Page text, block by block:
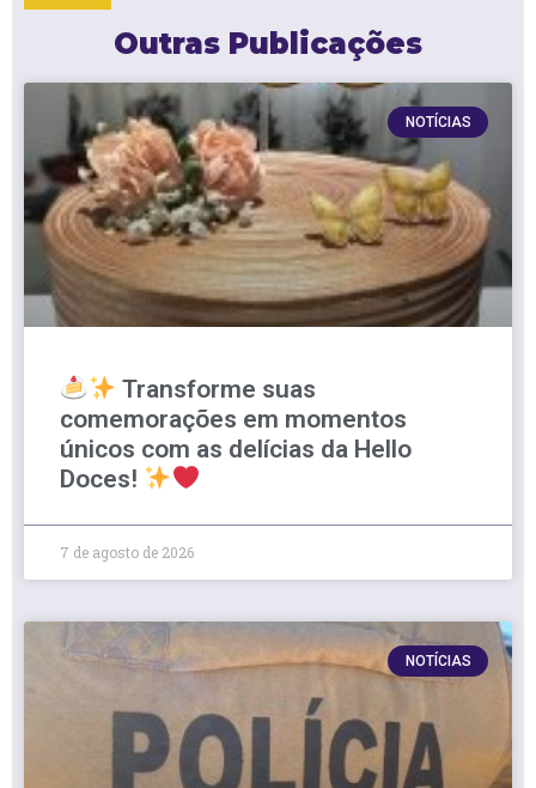
Outras Publicações
NOTÍCIAS
Transforme suas
comemorações em momentos
únicos com as delícias da Hello
Doces!
7 de agosto de 2026
NOTÍCIAS